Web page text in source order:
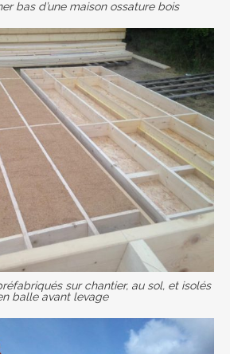
bas d’une maison ossature bois
sur chantier, au sol, et isolés
balle avant levage